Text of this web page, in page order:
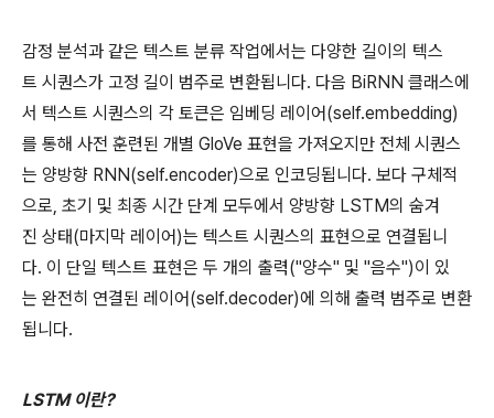
감정 분석과 같은 텍스트 분류 작업에서는 다양한 길이의 텍스
트 시퀀스가 고정 길이 범주로 변환됩니다. 다음 BiRNN 클래스에
서 텍스트 시퀀스의 각 토큰은 임베딩 레이어(self.embedding)
를 통해 사전 훈련된 개별 GloVe 표현을 가져오지만 전체 시퀀스
는 양방향 RNN(self.encoder)으로 인코딩됩니다. 보다 구체적
으로, 초기 및 최종 시간 단계 모두에서 양방향 LSTM의 숨겨
진 상태(마지막 레이어)는 텍스트 시퀀스의 표현으로 연결됩니
다. 이 단일 텍스트 표현은 두 개의 출력("양수" 및 "음수")이 있
는 완전히 연결된 레이어(self.decoder)에 의해 출력 범주로 변환
됩니다.
LSTM 이란?